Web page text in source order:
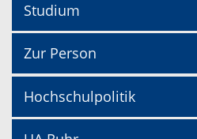
Studium
Zur Person
Hochschulpolitik